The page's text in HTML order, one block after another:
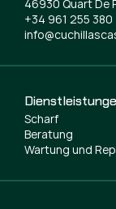
Scharf
Beratung
Wartung und
46930 Quart De
+34 961 255 380